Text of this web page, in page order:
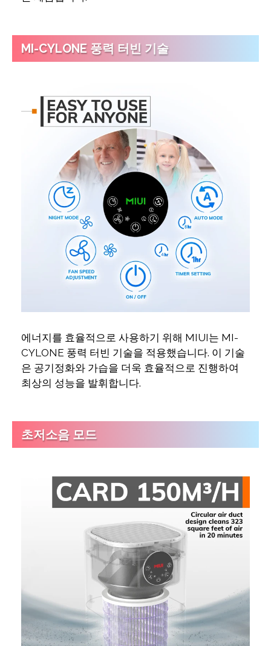
MI-CYLONE 풍력 터빈 기술
에너지를 효율적으로 사용하기 위해 MIUI는 MI-
CYLONE 풍력 터빈 기술을 적용했습니다. 이 기술
은 공기정화와 가습을 더욱 효율적으로 진행하여
최상의 성능을 발휘합니다.
초저소음 모드